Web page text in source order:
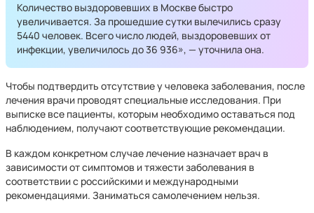
Количество выздоровевших в Москве быстро
увеличивается. За прошедшие сутки вылечились сразу
5440 человек. Всего число людей, выздоровевших от
инфекции, увеличилось до 36 936», — уточнила она.
Чтобы подтвердить отсутствие у человека заболевания, после
лечения врачи проводят специальные исследования. При
выписке все пациенты, которым необходимо оставаться под
наблюдением, получают соответствующие рекомендации.
В каждом конкретном случае лечение назначает врач в
зависимости от симптомов и тяжести заболевания в
соответствии с российскими и международными
рекомендациями. Заниматься самолечением нельзя.